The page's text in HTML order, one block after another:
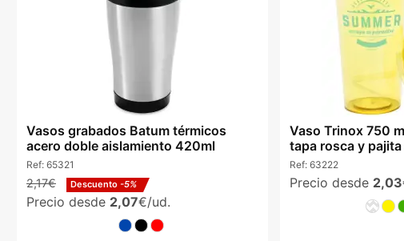
Vasos grabados Batum térmicos
acero doble aislamiento 420ml
Ref: 65321
2,17€ Descuento -5%
Precio desde 2,07€/ud.
Vaso Trinox 750
tapa rosca y
Ref:63222
Precio desde 2,03